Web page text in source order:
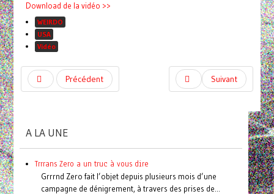
Download de la vidéo >>
WEIRDO
USA
Vidéo
Précédent Suivant
A LA UNE
Trrrans Zero a un truc à vous dire
Grrrnd Zero fait l’objet depuis plusieurs mois d’une
campagne de dénigrement, à travers des prises de...